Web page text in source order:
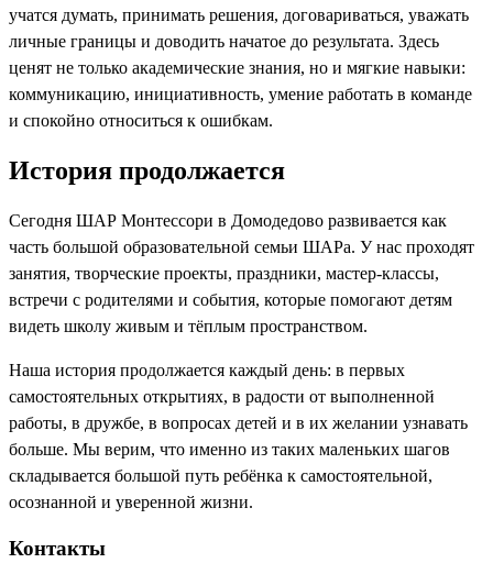
учатся думать, принимать решения, договариваться, уважать
личные границы и доводить начатое до результата. Здесь
ценят не только академические знания, но и мягкие навыки:
коммуникацию, инициативность, умение работать в команде
и спокойно относиться к ошибкам.
История продолжается
Сегодня ШАР Монтессори в Домодедово развивается как
часть большой образовательной семьи ШАРа. У нас проходят
занятия, творческие проекты, праздники, мастер-классы,
встречи с родителями и события, которые помогают детям
видеть школу живым и тёплым пространством.
Наша история продолжается каждый день: в первых
самостоятельных открытиях, в радости от выполненной
работы, в дружбе, в вопросах детей и в их желании узнавать
больше. Мы верим, что именно из таких маленьких шагов
складывается большой путь ребёнка к самостоятельной,
осознанной и уверенной жизни.
Контакты